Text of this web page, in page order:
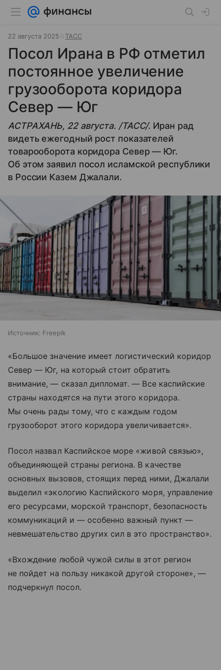
22 августа 2025 ТАСС
Посол Ирана в РФ отметил
постоянное увеличение
грузооборота коридора
Север — Юг
АСТРАХАНЬ, 22 августа. /ТАСС/. Иран рад
видеть ежегодный рост показателей
товарооборота коридора Север — Юг.
Об этом заявил посол исламской республики
в России Казем Джалали.
Источник: Freepik
«Большое значение имеет логистический коридор
Север — Юг, на который стоит обратить
внимание, — сказал дипломат. — Все каспийские
страны находятся на пути этого коридора.
Мы очень рады тому, что с каждым годом
грузооборот этого коридора увеличивается».
Посол назвал Каспийское море «живой связью»,
объединяющей страны региона. В качестве
основных вызовов, стоящих перед ними, Джалали
выделил «экологию Каспийского моря, управление
его ресурсами, морской транспорт, безопасность
коммуникаций и — особенно важный пункт —
невмешательство других сил в это пространство».
«Вхождение любой чужой силы в этот регион
не пойдет на пользу никакой другой стороне», —
подчеркнул посол.